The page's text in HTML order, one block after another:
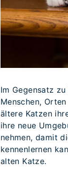
Im Gegensatz
Menschen,
ältere Katzen
ihre neue
nehmen, damit
kennenlernen
alten Katze.